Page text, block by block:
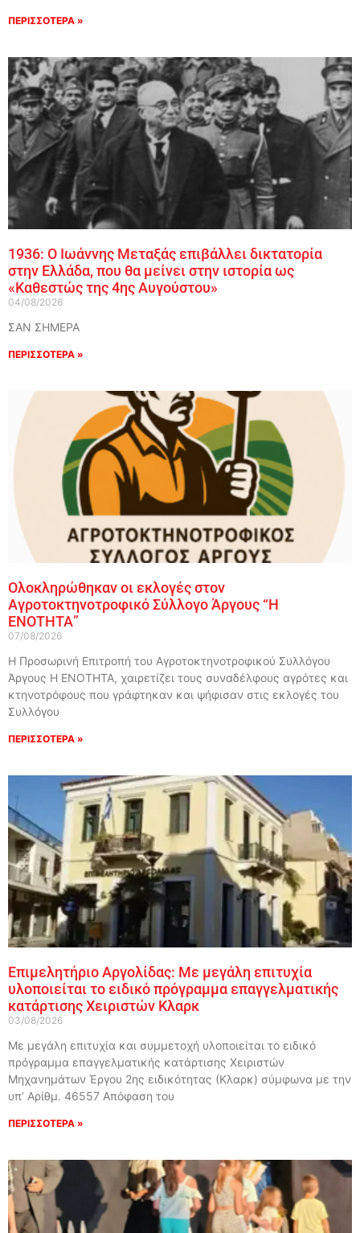
ΠΕΡΙΣΣΟΤΕΡΑ »
1936: Ο Ιωάννης Μεταξάς επιβάλλει δικτατορία
στην Ελλάδα, που θα μείνει στην ιστορία ως
«Καθεστώς της 4ης Αυγούστου»
04/08/2026
ΣΑΝ ΣΗΜΕΡΑ
ΠΕΡΙΣΣΟΤΕΡΑ »
Ολοκληρώθηκαν οι εκλογές στον
Αγροτοκτηνοτροφικό Σύλλογο Άργους “Η
ΕΝΟΤΗΤΑ”
07/08/2026
Η Προσωρινή Επιτροπή του Αγροτοκτηνοτροφικού Συλλόγου
Άργους Η ΕΝΟΤΗΤΑ, χαιρετίζει τους συναδέλφους αγρότες και
κτηνοτρόφους που γράφτηκαν και ψήφισαν στις εκλογές του
Συλλόγου
ΠΕΡΙΣΣΟΤΕΡΑ »
Επιμελητήριο Αργολίδας: Με μεγάλη επιτυχία
υλοποιείται το ειδικό πρόγραμμα επαγγελματικής
κατάρτισης Χειριστών Κλαρκ
03/08/2026
Με μεγάλη επιτυχία και συμμετοχή υλοποιείται το ειδικό
πρόγραμμα επαγγελματικής κατάρτισης Χειριστών
Μηχανημάτων Έργου 2ης ειδικότητας (Κλαρκ) σύμφωνα με την
υπ’ Αρίθμ. 46557 Απόφαση του
ΠΕΡΙΣΣΟΤΕΡΑ »